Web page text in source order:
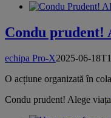
Condu prudent!
echipa Pro-X2025-06-
O acțiune organizată în
Condu prudent! Alege